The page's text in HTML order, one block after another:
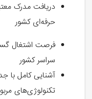
دریافت مدرک
حرفه‌ای کشور
سراسر کشور
آشنایی کامل با
تکنولوژی‌های